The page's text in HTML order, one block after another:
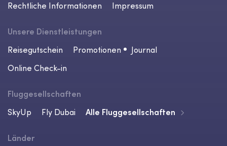
Rechtliche Informationen
Impressum
Unsere Dienstleistungen
Reisegutschein
Promotionen
Journal
Online Check-in
Fluggesellschaften
SkyUp
Fly Dubai Alle Fluggesellschaften
Länder